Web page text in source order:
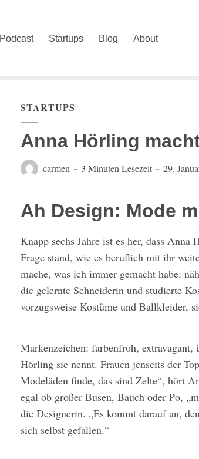
Podcast Startups Blog About
STARTUPS
Anna Hörling
carmen 3 Minuten Lesezeit 29.
Ah Design: Mode
Knapp sechs Jahre ist es her, dass
Frage stand, wie es beruflich mit ihr
mache, was ich immer gemacht habe:
die gelernte Schneiderin und studierte
vorzugsweise Kostüme und Ballkleider,
Markenzeichen: farbenfroh,
Hörling sie nennt. Frauen jenseits der
Modeläden finde, das sind Zelte“, hört
egal ob großer Busen, Bauch oder Po,
die Designerin. „Es kommt darauf an,
sich selbst gefallen.“